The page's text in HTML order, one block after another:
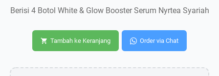
Berisi 4 Botol White & Glow Booster Serum Nyrtea Syariah
Tambah ke Keranjang Order via Chat